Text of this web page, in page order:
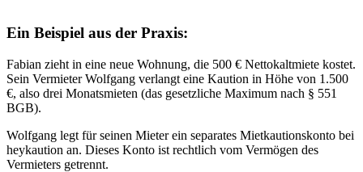
Ein Beispiel aus der Praxis:
Fabian zieht in eine neue Wohnung, die 500 € Nettokaltmiete kostet.
Sein Vermieter Wolfgang verlangt eine Kaution in Höhe von 1.500
€, also drei Monatsmieten (das gesetzliche Maximum nach § 551
BGB).
Wolfgang legt für seinen Mieter ein separates Mietkautionskonto bei
heykaution an. Dieses Konto ist rechtlich vom Vermögen des
Vermieters getrennt.